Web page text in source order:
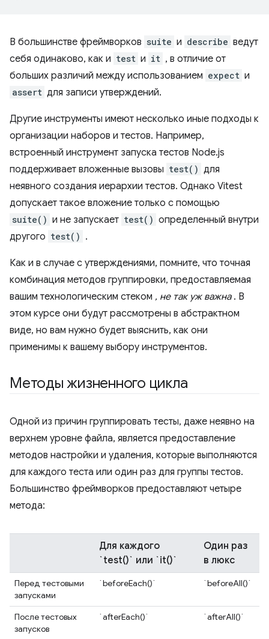
В большинстве фреймворков suite и describe ведут
себя одинаково, как и test и it , в отличие от
больших различий между использованием expect и
assert для записи утверждений.
Другие инструменты имеют несколько иные подходы к
организации наборов и тестов. Например,
встроенный инструмент запуска тестов Node.js
поддерживает вложенные вызовы test() для
неявного создания иерархии тестов. Однако Vitest
допускает такое вложение только с помощью
suite() и не запускает test() определенный внутри
другого test() .
Как и в случае с утверждениями, помните, что точная
комбинация методов группировки, предоставляемая
вашим технологическим стеком , не так уж важна. В
этом курсе они будут рассмотрены в абстрактном
виде, но вам нужно будет выяснить, как они
применимы к вашему выбору инструментов.
Методы жизненного цикла
Одной из причин группировать тесты, даже неявно на
верхнем уровне файла, является предоставление
методов настройки и удаления, которые выполняются
для каждого теста или один раз для группы тестов.
Большинство фреймворков предоставляют четыре
метода:
Для каждого
`test()` или `it()`
Один раз
в люкс
Перед тестовыми
запусками
`beforeEach()` `beforeAll()`
После тестовых
запусков
`afterEach()` `afterAll()`